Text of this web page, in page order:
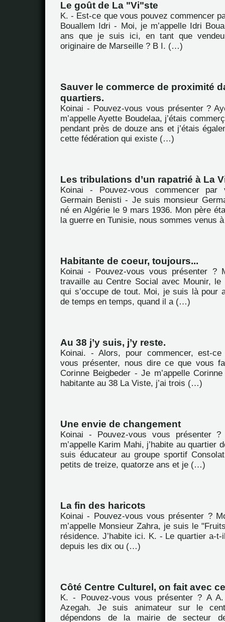
Le goût de La "Vi"ste
K. - Est-ce que vous pouvez commencer
Bouallem Idri - Moi, je m’appelle Idri
ans que je suis ici, en tant que
originaire de Marseille ? B I. (…)
Sauver le commerce de proximité
quartiers.
Koinai - Pouvez-vous vous présenter ?
m’appelle Ayette Boudelaa, j’étais
pendant près de douze ans et j’étais
cette fédération qui existe (…)
Les tribulations d’un rapatrié à La
Koinai - Pouvez-vous commencer par
Germain Benisti - Je suis monsieur
né en Algérie le 9 mars 1936. Mon père
la guerre en Tunisie, nous sommes venus
Habitante de coeur, toujours...
Koinai - Pouvez-vous vous présenter ?
travaille au Centre Social avec Mounir, le
qui s’occupe de tout. Moi, je suis là pour
de temps en temps, quand il a (…)
Au 38 j’y suis, j’y reste.
Koinai. - Alors, pour commencer, est-
vous présenter, nous dire ce que vous
Corinne Beigbeder - Je m’appelle
habitante au 38 La Viste, j’ai trois (…)
Une envie de changement
Koinai - Pouvez-vous vous présenter
m’appelle Karim Mahi, j’habite au quartier
suis éducateur au groupe sportif
petits de treize, quatorze ans et je (…)
La fin des haricots
Koinai - Pouvez-vous vous présenter ?
m’appelle Monsieur Zahra, je suis le
résidence. J’habite ici. K. - Le quartier a-t-
depuis les dix ou (…)
Côté Centre Culturel, on fait avec
K. - Pouvez-vous vous présenter ? A
Azegah. Je suis animateur sur le
dépendons de la mairie de secteur